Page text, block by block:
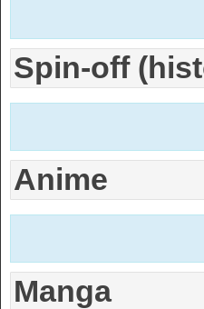
Spin-off
Anime
Manga